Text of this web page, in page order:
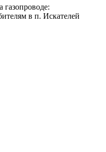
газопроводе:
в п. Искателей